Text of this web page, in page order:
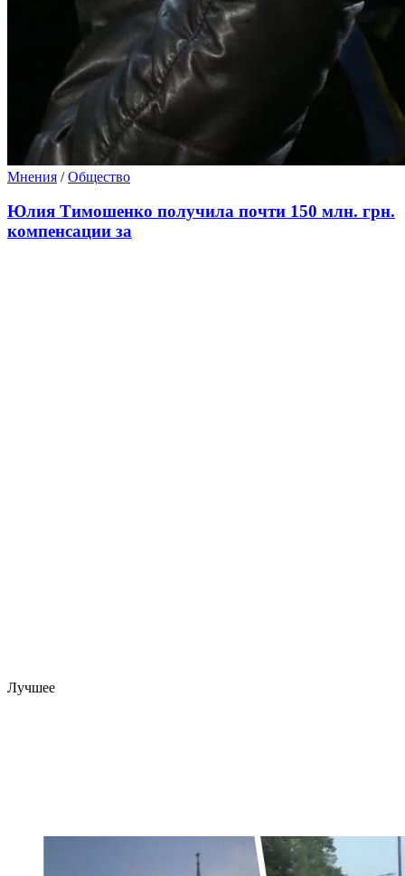
Мнения /Общество
Юлия Тимошенко получила почти 150 млн. грн.
компенсации за
Лучшее